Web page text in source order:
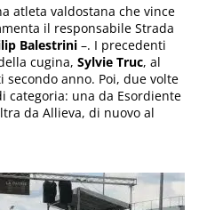
atleta valdostana che vince
il responsabile Strada
Balestrini –. I precedenti
cugina,Sylvie Truc, al
anno. Poi, due volte
categoria: una da Esordiente
da Allieva, di nuovo al